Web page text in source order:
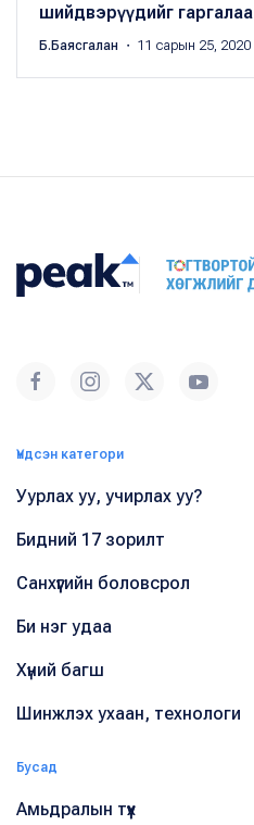
шийдвэрүүдийг гаргалаа
Б.Баясгалан ・ 11 сарын 25, 2020
Үндсэн категори
Уурлах уу, учирлах уу?
Бидний 17 зорилт
Санхүүгийн боловсрол
Би нэг удаа
Хүний багш
Шинжлэх ухаан, технологи
Бусад
Амьдралын түүх